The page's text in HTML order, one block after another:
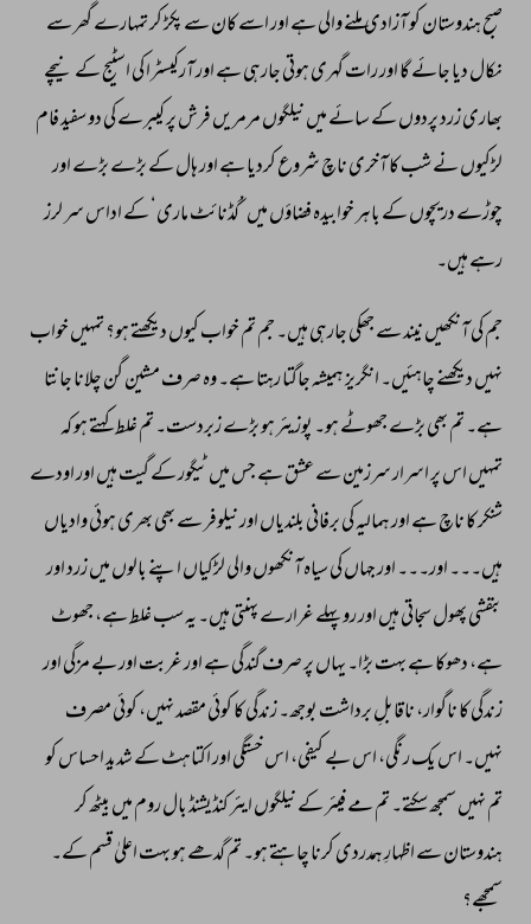
صبح ہندوستان کو آزادی ملنے والی ہے اور اسے کان سے پکڑ کر تمہارے گھر سے
نکال دیا جائے گا اور رات گہری ہوتی جارہی ہے اور آرکیسٹرا کی اسٹیج کے نیچے
بھاری زرد پردوں کے سائے میں نیلگوں مرمریں فرش پر کیبرے کی دو سفید فام
لڑکیوں نے شب کا آخری ناچ شروع کردیا ہے اور ہال کے بڑے بڑے اور
چوڑے دریچوں کے باہر خوابیدہ فضاؤں میں ’گڈنائٹ ماری‘ کے اداس سر لرز
رہے ہیں۔
جم کی آنکھیں نیند سے جھکی جارہی ہیں۔ جم تم خواب کیوں دیکھتے ہو؟ تمہیں خواب
نہیں دیکھنے چاہئیں۔ انگریز ہمیشہ جاگتا رہتا ہے۔ وہ صرف مشین گن چلانا جانتا
ہے۔ تم بھی بڑے جھوٹے ہو۔ پوزیئر ہو بڑے زبردست۔ تم غلط کہتے ہو کہ
تمہیں اس پر اسرار سرزمین سے عشق ہے جس میں ٹیگور کے گیت ہیں اور اودے
شنکر کا ناچ ہے اور ہمالیہ کی برفانی بلندیاں اور نیلوفر سے بھی بھری ہوئی وادیاں
ہیں۔۔۔ اور۔۔۔ اور جہاں کی سیاہ آنکھوں والی لڑکیاں اپنے بالوں میں زرد اور
بنفشی پھول سجاتی ہیں اور رو پہلے غرارے پہنتی ہیں۔ یہ سب غلط ہے، جھوٹ
ہے، دھوکا ہے بہت بڑا۔ یہاں پر صرف گندگی ہے اور غربت اور بے مزگی اور
زندگی کا ناگوار، ناقابلِ برداشت بوجھ۔ زندگی کا کوئی مقصد نہیں، کوئی مصرف
نہیں۔ اس یک رنگی، اس بے کیفی، اس خستگی اور اکتاہٹ کے شدید احساس کو
تم نہیں سمجھ سکتے۔ تم مے فیئر کے نیلگوں ایئر کنڈیشنڈ بال روم میں بیٹھ کر
ہندوستان سے اظہارِ ہمدردی کرنا چاہتے ہو۔ تم گدھے ہو بہت اعلیٰ قسم کے۔
سمجھے؟